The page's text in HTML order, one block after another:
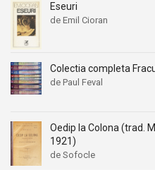
Alexandre Dumas
Alexandre Dumas fiul
Alexandre Koyre
Alexandrian
Alexandru Balaci
Alexandru Dobos
Alexandru Elian
Alexandre Dumas
Alexandre Dumas fiul
Alexandre Koyre
Alexandrian
Alexandru Balaci
Alexandru Dobos
Alexandru Elian
Eseuri
de Emil Cioran
Colectia completa
de Paul Feval
Oedip la Colona (trad.
1921)
de Sofocle